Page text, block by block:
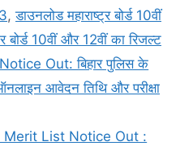
,डाउनलोड महाराष्ट्र बोर्ड 10वीं
बोर्ड 10वीं और 12वीं का रिजल्ट
Out: बिहार पुलिस के
आवेदन तिथि और परीक्षा
Merit List Notice Out :